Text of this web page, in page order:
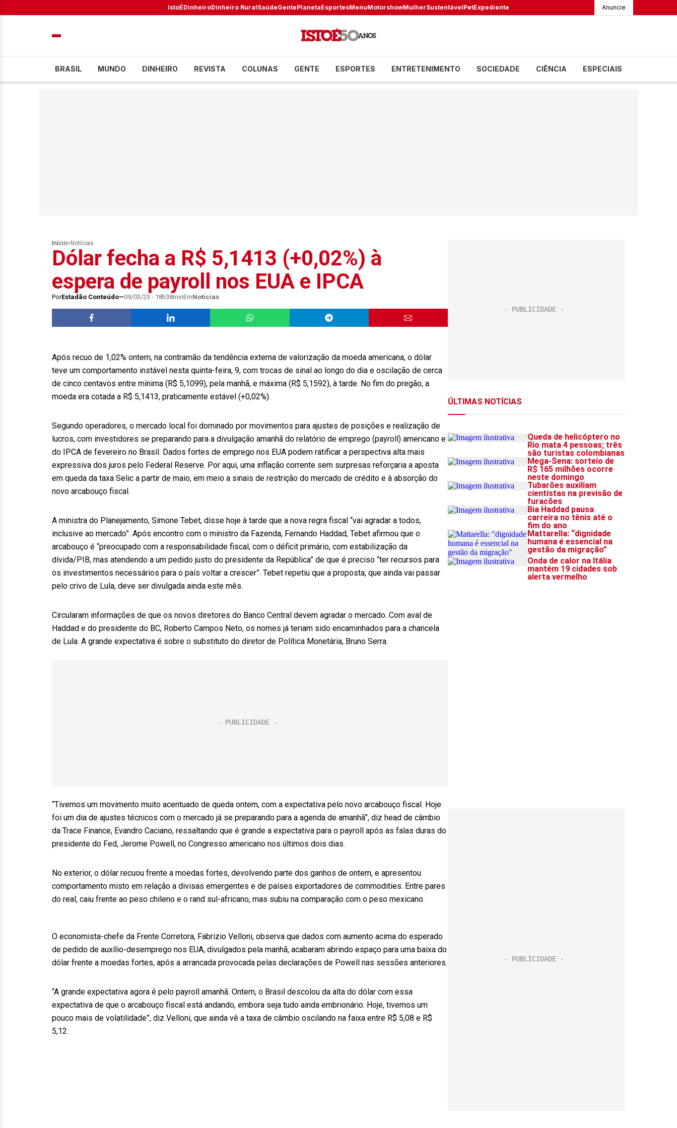
IstoÉDinheiroDinheiro RuralSaúdeGentePlanetaEsportesMenuMotorshowMulherSustentávelPetExpediente Anuncie
BRASIL MUNDO DINHEIRO REVISTA COLUNAS GENTE ESPORTES ENTRETENIMENTO SOCIEDADE CIÊNCIA ESPECIAIS
Início> Notícias
Dólar fecha a R$ 5,1413 (+0,02%) à
espera de payroll nos EUA e IPCA
PorEstadão Conteúdo 09/03/23 - 18h38minEmNotícias
Após recuo de 1,02% ontem, na contramão da tendência externa de valorização da moeda americana, o dólar
teve um comportamento instável nesta quinta-feira, 9, com trocas de sinal ao longo do dia e oscilação de cerca
de cinco centavos entre mínima (R$ 5,1099), pela manhã, e máxima (R$ 5,1592), à tarde. No fim do pregão, a
moeda era cotada a R$ 5,1413, praticamente estável (+0,02%).
Segundo operadores, o mercado local foi dominado por movimentos para ajustes de posições e realização de
lucros, com investidores se preparando para a divulgação amanhã do relatório de emprego (payroll) americano e
do IPCA de fevereiro no Brasil. Dados fortes de emprego nos EUA podem ratificar a perspectiva alta mais
expressiva dos juros pelo Federal Reserve. Por aqui, uma inflação corrente sem surpresas reforçaria a aposta
em queda da taxa Selic a partir de maio, em meio a sinais de restrição do mercado de crédito e à absorção do
novo arcabouço fiscal.
A ministra do Planejamento, Simone Tebet, disse hoje à tarde que a nova regra fiscal “vai agradar a todos,
inclusive ao mercado”. Após encontro com o ministro da Fazenda, Fernando Haddad, Tebet afirmou que o
arcabouço é “preocupado com a responsabilidade fiscal, com o déficit primário, com estabilização da
dívida/PIB, mas atendendo a um pedido justo do presidente da República” de que é preciso “ter recursos para
os investimentos necessários para o país voltar a crescer”. Tebet repetiu que a proposta, que ainda vai passar
pelo crivo de Lula, deve ser divulgada ainda este mês.
Circularam informações de que os novos diretores do Banco Central devem agradar o mercado. Com aval de
Haddad e do presidente do BC, Roberto Campos Neto, os nomes já teriam sido encaminhados para a chancela
de Lula. A grande expectativa é sobre o substituto do diretor de Política Monetária, Bruno Serra.
“Tivemos um movimento muito acentuado de queda ontem, com a expectativa pelo novo arcabouço fiscal. Hoje
foi um dia de ajustes técnicos com o mercado já se preparando para a agenda de amanhã”, diz head de câmbio
da Trace Finance, Evandro Caciano, ressaltando que é grande a expectativa para o payroll após as falas duras do
presidente do Fed, Jerome Powell, no Congresso americano nos últimos dois dias.
No exterior, o dólar recuou frente a moedas fortes, devolvendo parte dos ganhos de ontem, e apresentou
comportamento misto em relação a divisas emergentes e de países exportadores de commodities. Entre pares
do real, caiu frente ao peso chileno e o rand sul-africano, mas subiu na comparação com o peso mexicano.
O economista-chefe da Frente Corretora, Fabrizio Velloni, observa que dados com aumento acima do esperado
de pedido de auxílio-desemprego nos EUA, divulgados pela manhã, acabaram abrindo espaço para uma baixa do
dólar frente a moedas fortes, após a arrancada provocada pelas declarações de Powell nas sessões anteriores.
“A grande expectativa agora é pelo payroll amanhã. Ontem, o Brasil descolou da alta do dólar com essa
expectativa de que o arcabouço fiscal está andando, embora seja tudo ainda embrionário. Hoje, tivemos um
pouco mais de volatilidade”, diz Velloni, que ainda vê a taxa de câmbio oscilando na faixa entre R$ 5,08 e R$
5,12.